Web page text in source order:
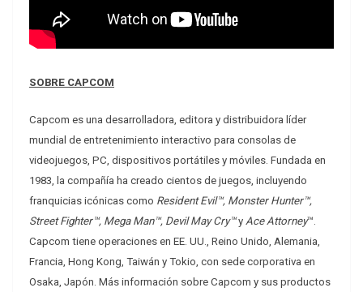
SOBRE CAPCOM
Capcom es una desarrolladora, editora y distribuidora líder
mundial de entretenimiento interactivo para consolas de
videojuegos, PC, dispositivos portátiles y móviles. Fundada en
1983, la compañía ha creado cientos de juegos, incluyendo
franquicias icónicas como Resident Evil™, Monster Hunter™,
Street Fighter™, Mega Man™, Devil May Cry™y Ace Attorney™.
Capcom tiene operaciones en EE. UU., Reino Unido, Alemania,
Francia, Hong Kong, Taiwán y Tokio, con sede corporativa en
Osaka, Japón. Más información sobre Capcom y sus productos